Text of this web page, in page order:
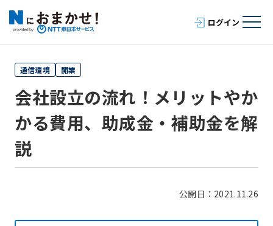
通信環境 開業
会社設立の流れ！メリットやか
かる費用、助成金・補助金を解
説
公開日：2021.11.26